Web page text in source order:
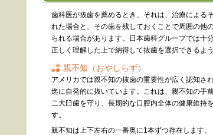
歯科医が抜歯を薦めるとき、それは、治療による
れた場合と、その歯を残しておくことで周囲の他
られる場合があります。日本歯科グループでは十
正しく理解した上で納得して抜歯を選択できるよ
親不知（おやしらず）
アメリカでは親不知の抜歯の重要性が広く認知さ
迄に自発的に抜いています。これは、親不知の手
二大臼歯を守り、長期的な口腔内全体の健康維持
す。
親不知は上下左右の一番奥に1本ずつ存在します